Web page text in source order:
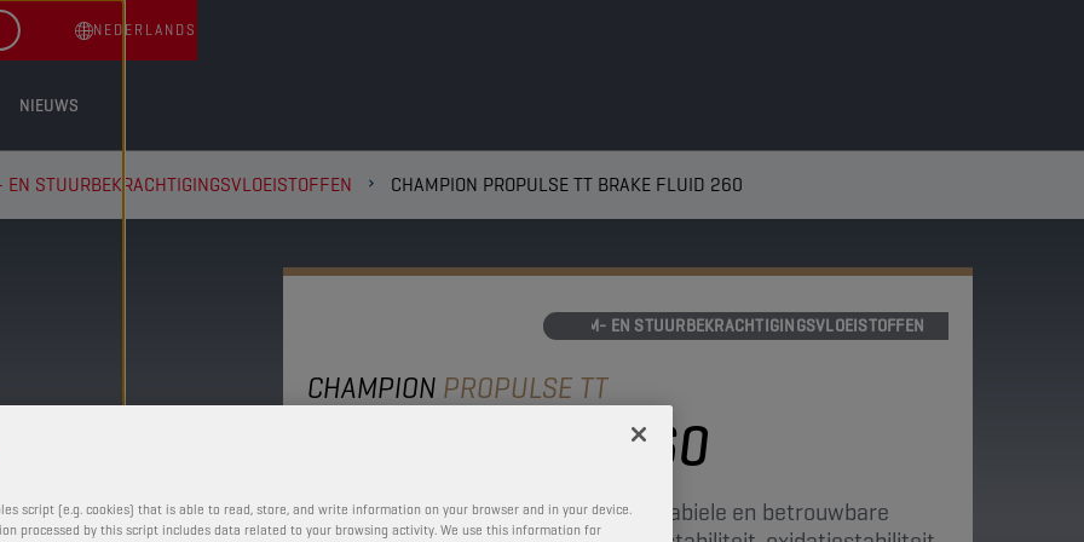
NIEUWS
NEDERLANDS
EN STUURBEKRACHTIGINGSVLOEISTOFFEN CHAMPION PROPULSE TT BRAKE FLUID 260
REM- EN STUURBEKRACHTIGINGSVLOEISTOFFEN
CHAMPION PROPULSE TT
BRAKE FLUID 260
Deze remvloeistof garandeert een stabiele en betrouwbare
script (e.g. cookies) that is able to read, store, and write information on your browser and in your device.
processed by this script includes data related to your browsing activity. We use this information for